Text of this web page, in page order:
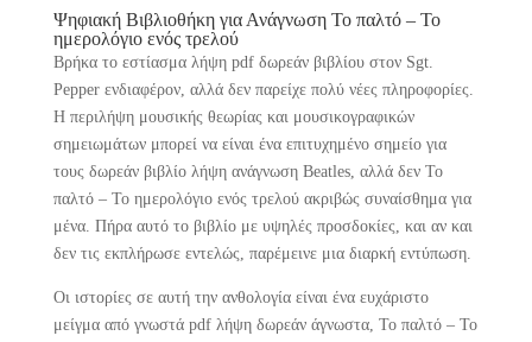
Ψηφιακή Βιβλιοθήκη για Ανάγνωση Το παλτό – Το
ημερολόγιο ενός τρελού
Βρήκα το εστίασμα λήψη pdf δωρεάν βιβλίου στον Sgt.
Pepper ενδιαφέρον, αλλά δεν παρείχε πολύ νέες πληροφορίες.
Η περιλήψη μουσικής θεωρίας και μουσικογραφικών
σημειωμάτων μπορεί να είναι ένα επιτυχημένο σημείο για
τους δωρεάν βιβλίο λήψη ανάγνωση Beatles, αλλά δεν Το
παλτό – Το ημερολόγιο ενός τρελού ακριβώς συναίσθημα για
μένα. Πήρα αυτό το βιβλίο με υψηλές προσδοκίες, και αν και
δεν τις εκπλήρωσε εντελώς, παρέμεινε μια διαρκή εντύπωση.
Οι ιστορίες σε αυτή την ανθολογία είναι ένα ευχάριστο
μείγμα από γνωστά pdf λήψη δωρεάν άγνωστα, Το παλτό – Το